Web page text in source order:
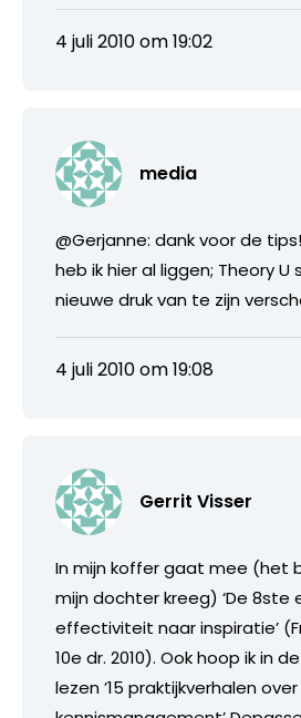
4 juli 2010 om 19:02
media
@Gerjanne: dank voor de
heb ik hier al liggen; Theory U
nieuwe druk van te zijn
4 juli 2010 om 19:08
Gerrit Visser
In mijn koffer gaat mee (het
mijn dochter kreeg) ‘De 8ste
effectiviteit naar inspiratie’
10e dr. 2010). Ook hoop ik in
lezen ’15 praktijkverhalen over